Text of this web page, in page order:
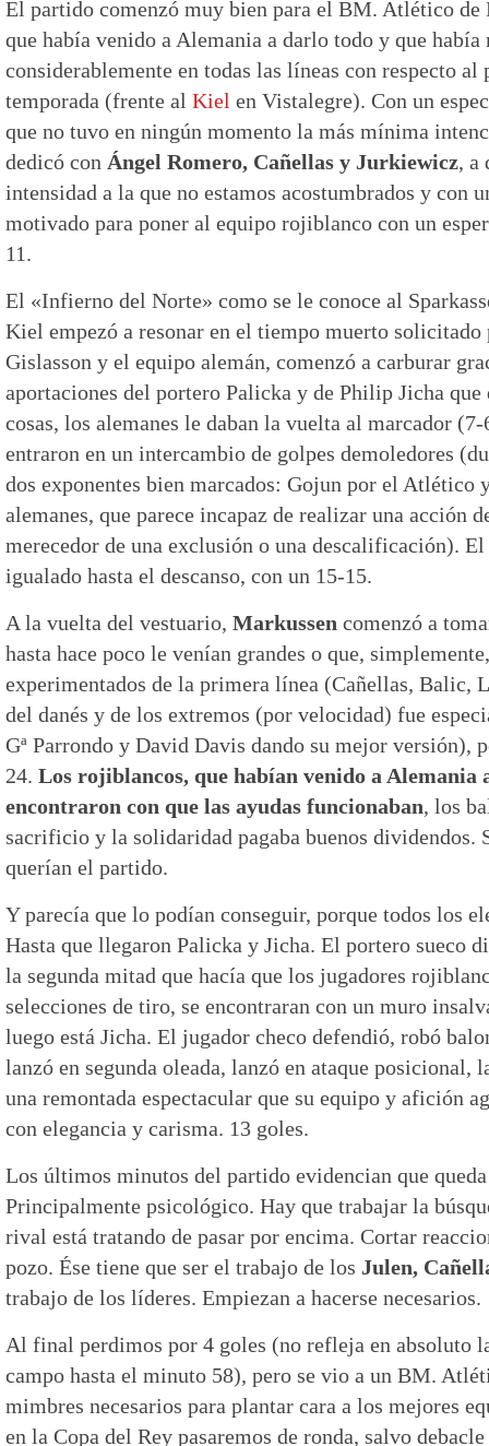
El partido comenzó muy bien para el BM. Atlético de
que había venido a Alemania a darlo todo y que había
considerablemente en todas las líneas con respecto
temporada (frente al Kiel en Vistalegre). Con un
que no tuvo en ningún momento la más mínima
dedicó con Ángel Romero, Cañellas y Jurkiewicz, a
intensidad a la que no estamos acostumbrados y con
motivado para poner al equipo rojiblanco con un
11.
El «Infierno del Norte» como se le conoce al
Kiel empezó a resonar en el tiempo muerto
Gislasson y el equipo alemán, comenzó a carburar
aportaciones del portero Palicka y de Philip Jicha
cosas, los alemanes le daban la vuelta al marcador
entraron en un intercambio de golpes demoledores
dos exponentes bien marcados: Gojun por el Atlético
alemanes, que parece incapaz de realizar una acción
merecedor de una exclusión o una descalificación).
igualado hasta el descanso, con un 15-15.
A la vuelta del vestuario, Markussen comenzó a
hasta hace poco le venían grandes o que,
experimentados de la primera línea (Cañellas, Balic,
del danés y de los extremos (por velocidad) fue
Gª Parrondo y David Davis dando su mejor versión),
24. Los rojiblancos, que habían venido a Alemania
encontraron con que las ayudas funcionaban, los
sacrificio y la solidaridad pagaba buenos dividendos.
querían el partido.
Y parecía que lo podían conseguir, porque todos los
Hasta que llegaron Palicka y Jicha. El portero sueco
la segunda mitad que hacía que los jugadores
selecciones de tiro, se encontraran con un muro
luego está Jicha. El jugador checo defendió, robó
lanzó en segunda oleada, lanzó en ataque posicional,
una remontada espectacular que su equipo y afición
con elegancia y carisma. 13 goles.
Los últimos minutos del partido evidencian que
Principalmente psicológico. Hay que trabajar la
rival está tratando de pasar por encima. Cortar
pozo. Ése tiene que ser el trabajo de los Julen,
trabajo de los líderes. Empiezan a hacerse necesarios.
Al final perdimos por 4 goles (no refleja en absoluto
campo hasta el minuto 58), pero se vio a un BM.
mimbres necesarios para plantar cara a los mejores
en la Copa del Rey pasaremos de ronda, salvo